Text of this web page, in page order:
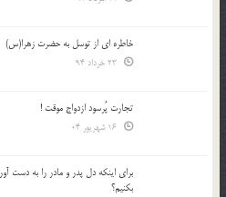
خاطره ای از توسل به حضرت زهرا(س)
تجارت پُرسود ازدواج موقت !
براي اينكه دل پدر و مادر را به دست
بكنيم؟